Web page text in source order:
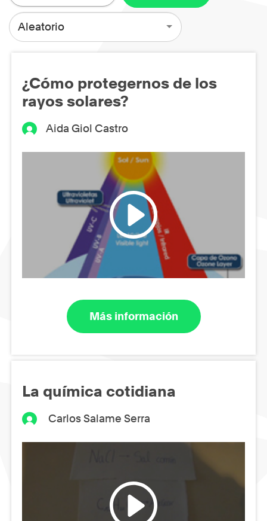
Aleatorio
¿Cómo protegernos de los
rayos solares?
Aida Giol Castro
Más información
La química cotidiana
Carlos Salame Serra